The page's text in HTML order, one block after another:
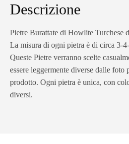
Descrizione
Pietre Burattate di Howlite Turchese
La misura di ogni pietra è di circa 3-
Queste Pietre verranno scelte
essere leggermente diverse dalle foto
prodotto. Ogni pietra è unica, con
diversi.